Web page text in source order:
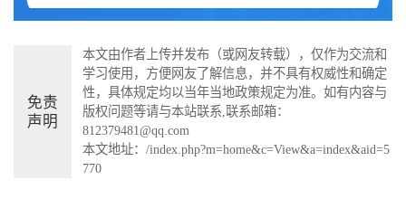
免责
声明
本文由作者上传并发布（或网友转载），仅作为交流和
学习使用，方便网友了解信息，并不具有权威性和确定
性，具体规定均以当年当地政策规定为准。如有内容与
版权问题等请与本站联系,联系邮箱：
812379481@qq.com
本文地址：/index.php?m=home&c=View&a=index&aid=5
770